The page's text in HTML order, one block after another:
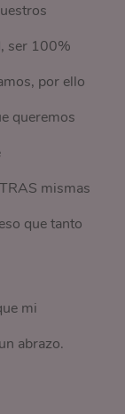
ser 100%
por ello
queremos
mismas
que tanto
mi
abrazo.